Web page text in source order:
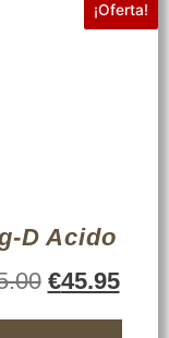
¡Oferta!
D Acido
€45.95